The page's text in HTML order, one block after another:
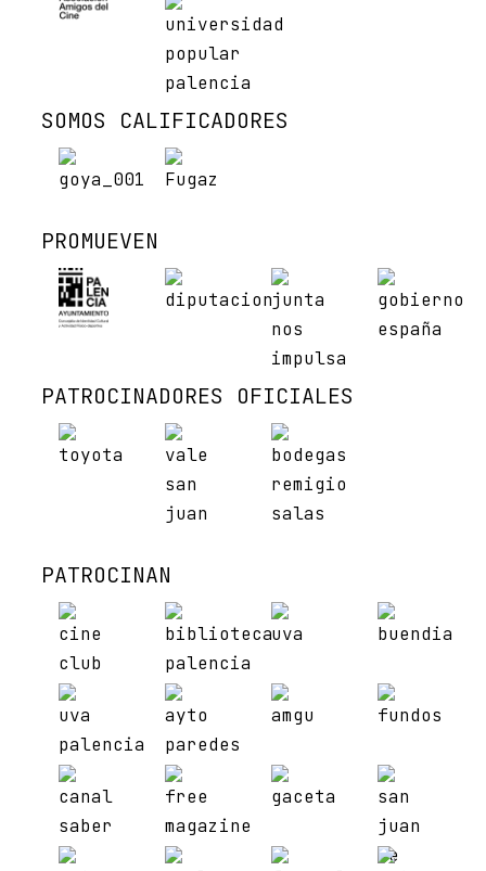
SOMOS CALIFICADORES
PROMUEVEN
PATROCINADORES OFICIALES
PATROCINAN